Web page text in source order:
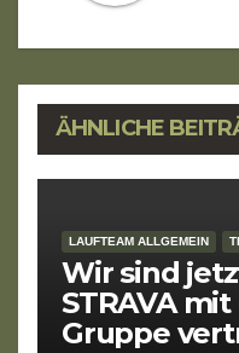
ÄHNLICHE
LAUFTEAM ALLGEMEIN
Wir sind
STRAVA
Gruppe